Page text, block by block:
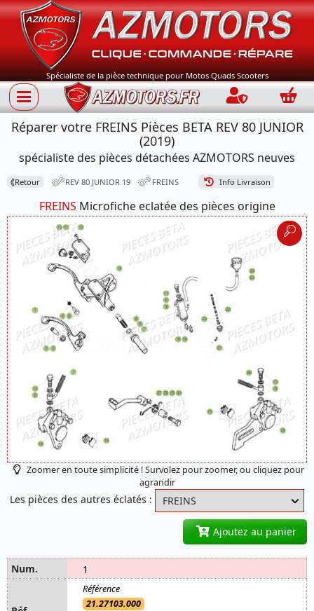
Spécialiste de la pièce technique pour Motos Quads Scooters
Connection
Réparer votre FREINS Pièces BETA REV 80 JUNIOR
(2019)
spécialiste des pièces détachées AZMOTORS neuves
⟪Retour REV 80 JUNIOR 19 FREINS Info Livraison
FREINS Microfiche eclatée des pièces origine
Zoomer en toute simplicité ! Survolez pour zoomer, ou cliquez pour
agrandir
Les pièces des autres éclatés :
Ajoutez au panier
1
21.27103.000